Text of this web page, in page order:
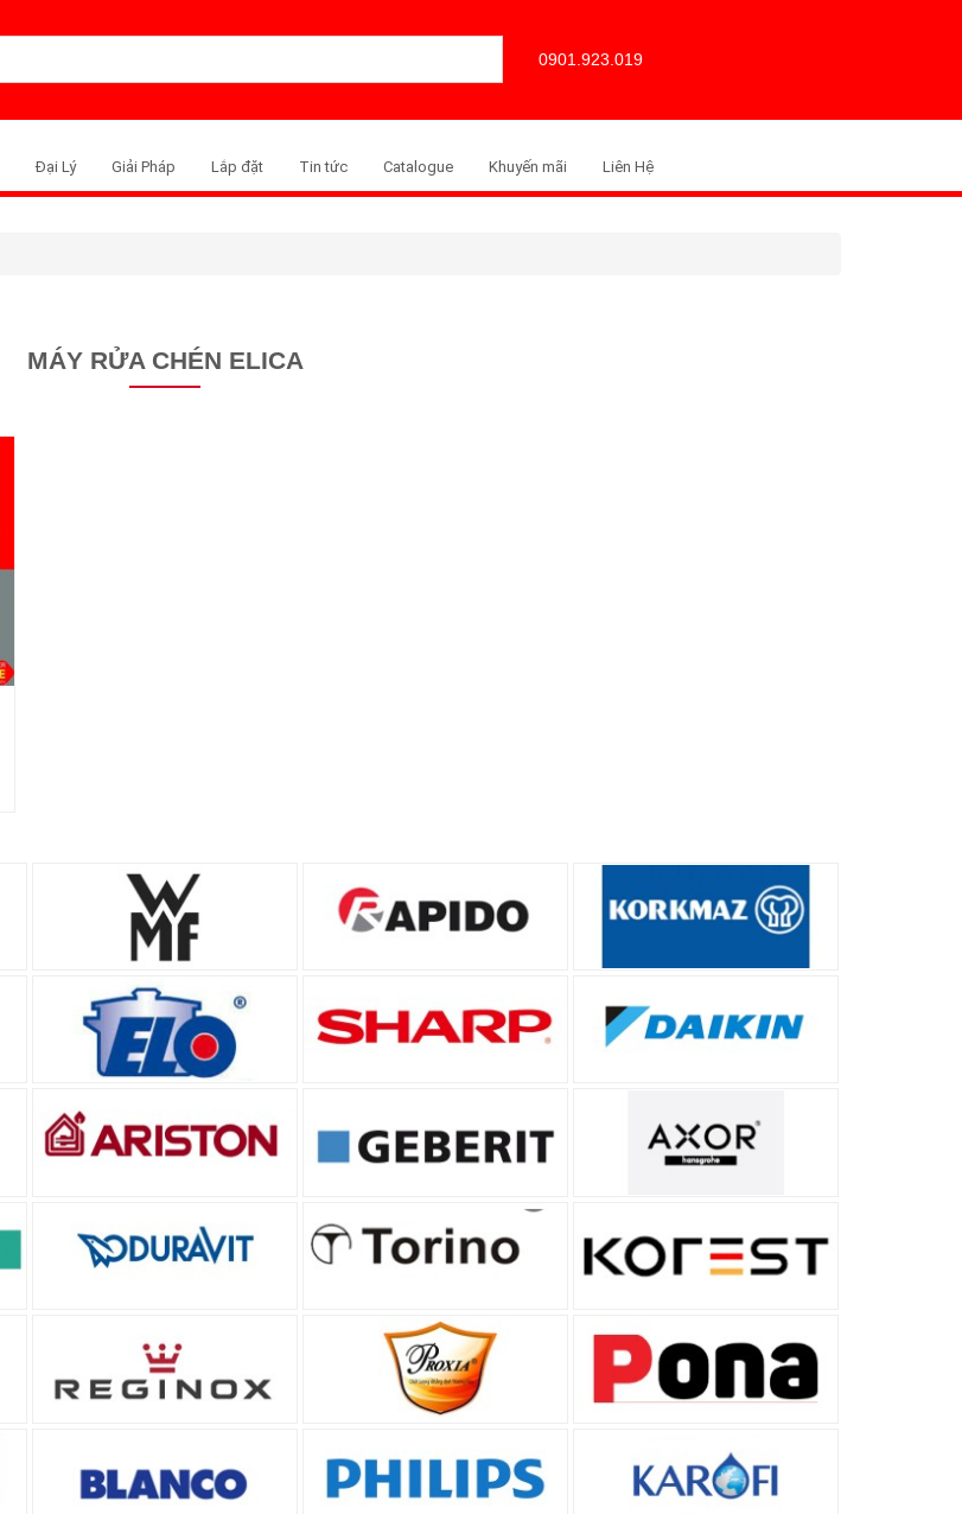
0901.923.019
Đại Lý Giải Pháp Lắp đặt Tin tức Catalogue Khuyến mãi Liên Hệ
MÁY RỬA CHÉN ELICA